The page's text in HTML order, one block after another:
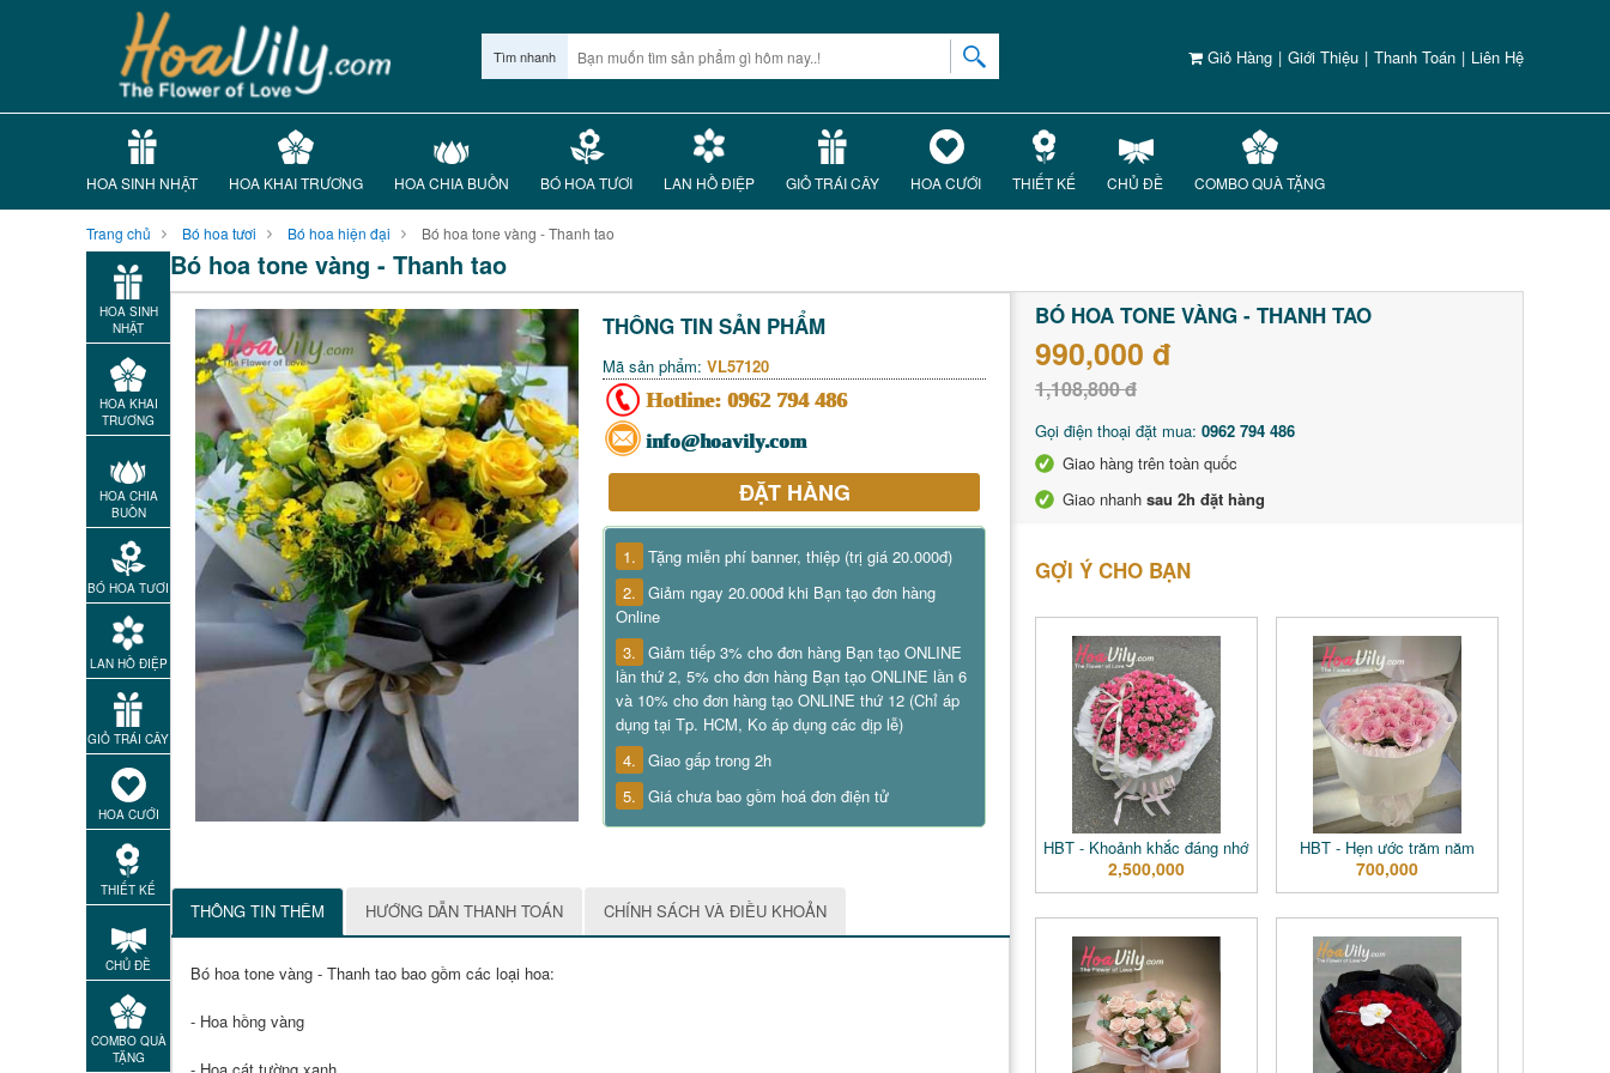
Giỏ Hàng | Giới Thiệu | Thanh Toán | Liên Hệ
Tìm nhanh
HOA SINH NHẬT HOA KHAI TRƯƠNG HOA CHIA BUỒN BÓ HOA TƯƠI LAN HỒ ĐIỆP GIỎ TRÁI CÂY HOA CƯỚI THIẾT KẾ CHỦ ĐỀ COMBO QUÀ TẶNG
Trang chủ Bó hoa tươi Bó hoa hiện đại Bó hoa tone vàng - Thanh tao
HOA SINH
NHẬT
HOA KHAI
TRƯƠNG
HOA CHIA
BUỒN
BÓ HOA TƯƠI
LAN HỒ ĐIỆP
GIỎ TRÁI CÂY
HOA CƯỚI
THIẾT KẾ
CHỦ ĐỀ
COMBO QUÀ
TẶNG
Bó hoa tone vàng - Thanh tao
THÔNG TIN SẢN PHẨM
Mã sản phẩm: VL57120
Hotline: 0962 794 486
info@hoavily.com
ĐẶT HÀNG
1. Tặng miễn phí banner, thiệp (trị giá 20.000đ)
2. Giảm ngay 20.000đ khi Bạn tạo đơn hàng
Online
3. Giảm tiếp 3% cho đơn hàng Bạn tạo ONLINE
lần thứ 2, 5% cho đơn hàng Bạn tạo ONLINE lần 6
và 10% cho đơn hàng tạo ONLINE thứ 12 (Chỉ áp
dụng tại Tp. HCM, Ko áp dụng các dịp lễ)
4. Giao gấp trong 2h
5. Giá chưa bao gồm hoá đơn điện tử
THÔNG TIN THÊM HƯỚNG DẪN THANH TOÁN CHÍNH SÁCH VÀ ĐIỀU KHOẢN
Bó hoa tone vàng - Thanh tao bao gồm các loại hoa:
- Hoa hồng vàng
BÓ HOA TONE VÀNG - THANH TAO
990,000 đ
1,108,800 đ
Gọi điện thoại đặt mua: 0962 794 486
Giao hàng trên toàn quốc
Giao nhanh sau 2h đặt hàng
GỢI Ý CHO BẠN
HBT - Khoảnh khắc đáng nhớ
2,500,000
HBT - Hẹn ước trăm năm
700,000